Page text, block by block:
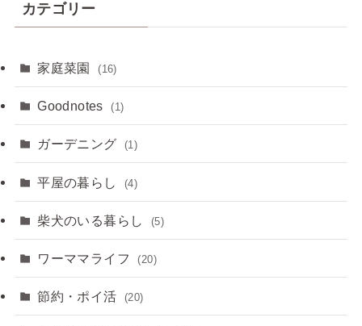
カテゴリー
家庭菜園 (16)
Goodnotes (1)
ガーデニング (1)
平屋の暮らし (4)
柴犬のいる暮らし (5)
ワーママライフ (20)
節約・ポイ活 (20)